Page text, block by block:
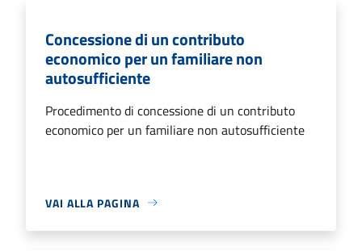
Concessione di un contributo
economico per un familiare non
autosufficiente
Procedimento di concessione di un contributo
economico per un familiare non autosufficiente
VAI ALLA PAGINA